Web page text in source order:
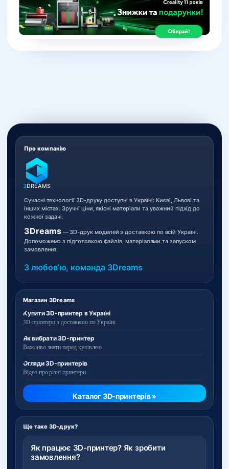
Магазин 3Dreams
Купити 3D-принтер в Україні
3D-принтери з доставкою по Україні
Як вибрати 3D-принтер
Важливо знати перед купівлею
Огляди 3D-принтерів
Відео про різні принтери
Каталог 3D-принтерів »
Що таке 3D-друк?
Як працює 3D-принтер? Як зробити
замовлення?
Про компанію
3DREAMS
Сучасні технології 3D-друку доступні в Україні: Києві, Львові та
інших містах. Зручні ціни, якісні матеріали та уважний підхід до
кожної задачі.
3Dreams— 3D-друк моделей з доставкою по всій Україні.
Допоможемо з підготовкою файлів, матеріалами та запуском
замовлення.
З любовʼю, команда 3Dreams